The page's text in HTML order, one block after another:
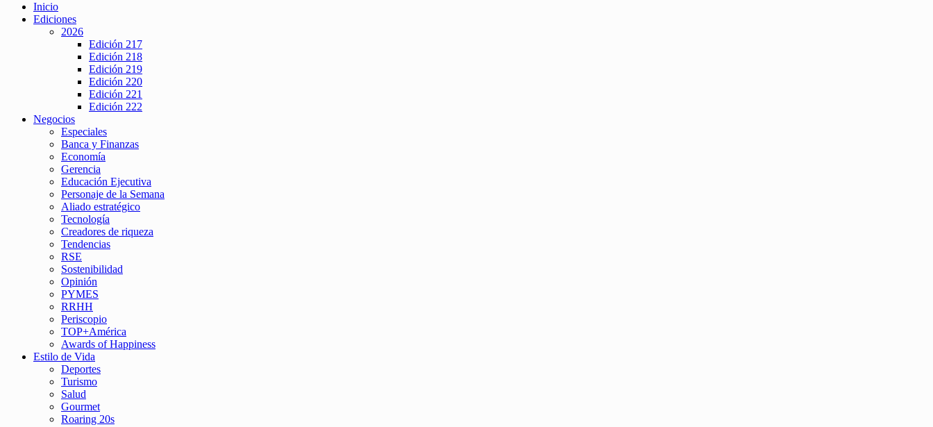
Inicio
Ediciones
2026
Edición 217
Edición 218
Edición 219
Edición 220
Edición 221
Edición 222
Negocios
Especiales
Banca y Finanzas
Economía
Gerencia
Educación Ejecutiva
Personaje de la Semana
Aliado estratégico
Tecnología
Creadores de riqueza
Tendencias
RSE
Sostenibilidad
Opinión
PYMES
RRHH
Periscopio
TOP+América
Awards of Happiness
Estilo de Vida
Deportes
Turismo
Salud
Gourmet
Roaring 20s